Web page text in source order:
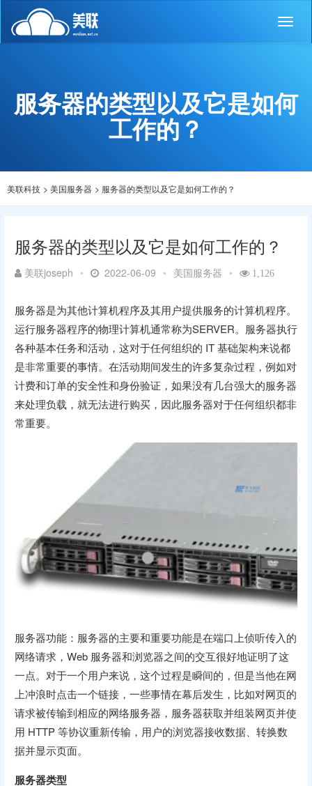
服务器的类型以及它是如何
工作的？
美联科技 > 美国服务器 > 服务器的类型以及它是如何工作的？
服务器的类型以及它是如何工作的？
美联joseph • 2022-06-09 • 美国服务器 • 1,126
服务器是为其他计算机程序及其用户提供服务的计算机程序。
运行服务器程序的物理计算机通常称为SERVER。服务器执行
各种基本任务和活动，这对于任何组织的 IT 基础架构来说都
是非常重要的事情。在活动期间发生的许多复杂过程，例如对
计费和订单的安全性和身份验证，如果没有几台强大的服务器
来处理负载，就无法进行购买，因此服务器对于任何组织都非
常重要。
服务器功能：服务器的主要和重要功能是在端口上侦听传入的
网络请求，Web 服务器和浏览器之间的交互很好地证明了这
一点。对于一个用户来说，这个过程是瞬间的，但是当他在网
上冲浪时点击一个链接，一些事情在幕后发生，比如对网页的
请求被传输到相应的网络服务器，服务器获取并组装网页并使
用 HTTP 等协议重新传输，用户的浏览器接收数据、转换数
据并显示页面。
服务器类型